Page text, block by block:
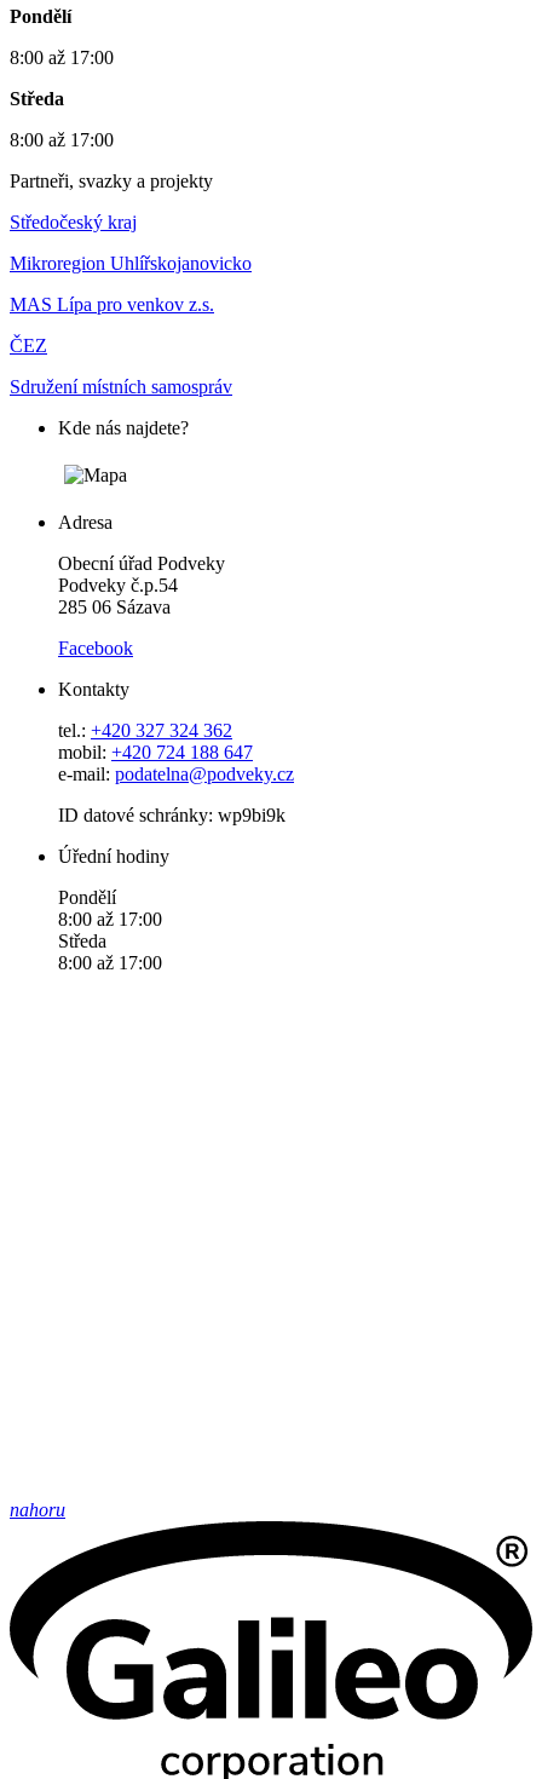
Pondělí
8:00 až 17:00
Středa
8:00 až 17:00
Partneři, svazky a projekty
Středočeský kraj
Mikroregion Uhlířskojanovicko
MAS Lípa pro venkov z.s.
ČEZ
Sdružení místních samospráv
Kde nás najdete?
Adresa
Obecní úřad Podveky
Podveky č.p.54
285 06 Sázava
Facebook
Kontakty
tel.: +420 327 324 362
mobil: +420 724 188 647
e-mail: podatelna@podveky.cz
ID datové schránky: wp9bi9k
Úřední hodiny
Pondělí
8:00 až 17:00
Středa
8:00 až 17:00
nahoru